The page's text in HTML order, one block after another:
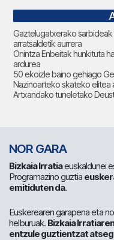
Gaztelugatxerako sarbideak
arratsaldetik aurrera
Onintza Enbeitak hunkituta
ardurea
50 ekoizle baino gehiago
Nazinoarteko skateko
Artxandako tuneletako
NOR GARA
Bizkaia Irratiaeuskaldunei
Programazino guztia
emitiduten da.
Euskerearen garapena eta
helburuak. Bizkaia
entzule guztientzat